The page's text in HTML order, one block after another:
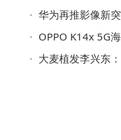
华为再推影像新突破！双潜
OPPO K14x 5G海外登场
大麦植发李兴东：31岁收购